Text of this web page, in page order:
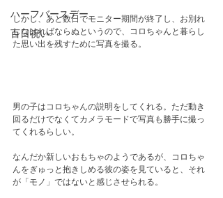
ハーフバースデー
百日祝い
しかし、あと数日でモニター期間が終了し、お別れ
しなければならぬというので、コロちゃんと暮らし
た思い出を残すために写真を撮る。
男の子はコロちゃんの説明をしてくれる。ただ動き
回るだけでなくてカメラモードで写真も勝手に撮っ
てくれるらしい。
なんだか新しいおもちゃのようであるが、コロちゃ
んをぎゅっと抱きしめる彼の姿を見ていると、それ
が「モノ」ではないと感じさせられる。